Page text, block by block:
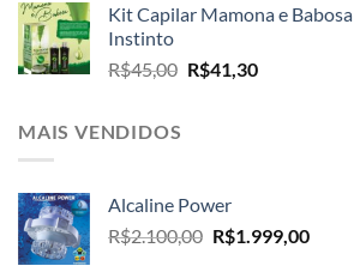
Kit Capilar Mamona e
Instinto
R$45,00 O
R$41,30O
MAIS VENDIDOS
Alcaline Power
R$2.100,00 O
R$1.999,00O